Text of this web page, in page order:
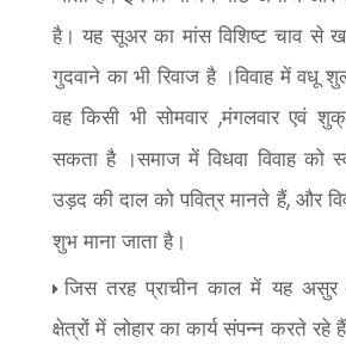
है। यह सूअर का मांस विशिष्ट चाव से
गुदवाने का भी रिवाज है ।विवाह में वधू
वह किसी भी सोमवार ,मंगलवार एवं
सकता है ।समाज में विधवा विवाह को
उड़द की दाल को पवित्र मानते हैं, और
शुभ माना जाता है।
जिस तरह प्राचीन काल में यह
क्षेत्रों में लोहार का कार्य संपन्न करते रहे